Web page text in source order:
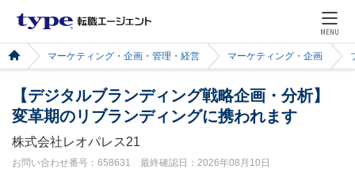
MENU
マーケティング・企画・管理・経営 マーケティング・企画
【デジタルブランディング戦略企画・分析】
変革期のリブランディングに携われます
株式会社レオパレス21
お問い合わせ番号：658631 最終確認日：2026年08月10日